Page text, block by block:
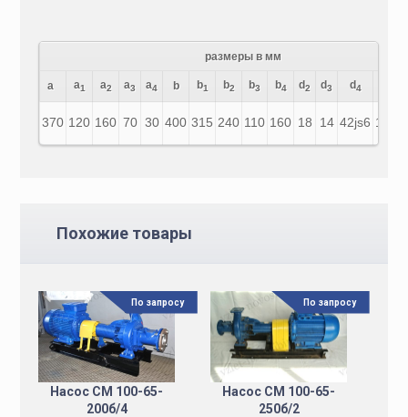
размеры в мм
a a1 a2 a3 a4 b b1 b2 b3 b4 d2 d3 d4
370 120 160 70 30 400 315 240 110 160 18 14 42js6 10
Похожие товары
Насос СМ 100-65-
200б/4
По запросу
Насос СМ 100-65-
250б/2
По запросу